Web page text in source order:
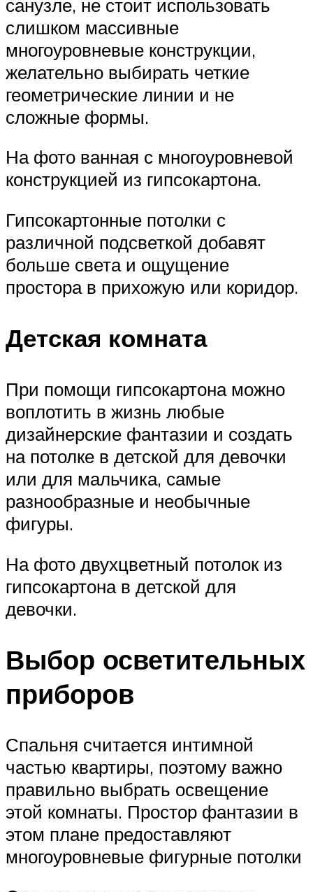
санузле, не стоит использовать
слишком массивные
многоуровневые конструкции,
желательно выбирать четкие
геометрические линии и не
сложные формы.
На фото ванная с многоуровневой
конструкцией из гипсокартона.
Гипсокартонные потолки с
различной подсветкой добавят
больше света и ощущение
простора в прихожую или коридор.
Детская комната
При помощи гипсокартона можно
воплотить в жизнь любые
дизайнерские фантазии и создать
на потолке в детской для девочки
или для мальчика, самые
разнообразные и необычные
фигуры.
На фото двухцветный потолок из
гипсокартона в детской для
девочки.
Выбор осветительных
приборов
Спальня считается интимной
частью квартиры, поэтому важно
правильно выбрать освещение
этой комнаты. Простор фантазии в
этом плане предоставляют
многоуровневые фигурные потолки